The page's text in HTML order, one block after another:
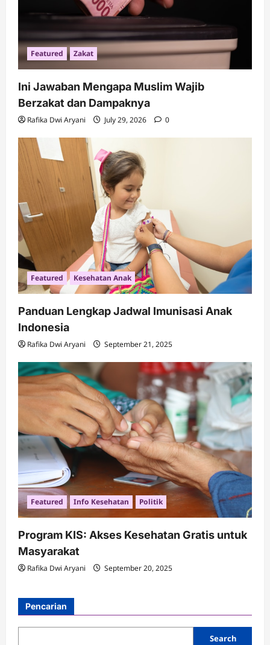
Featured Zakat
Ini Jawaban Mengapa Muslim Wajib
Berzakat dan Dampaknya
Rafika Dwi Aryani July 29, 2026 0
Featured Kesehatan Anak
Panduan Lengkap Jadwal Imunisasi Anak
Indonesia
Rafika Dwi Aryani September 21, 2025
Featured Info Kesehatan Politik
Program KIS: Akses Kesehatan Gratis untuk
Masyarakat
Rafika Dwi Aryani September 20, 2025
Pencarian
Search